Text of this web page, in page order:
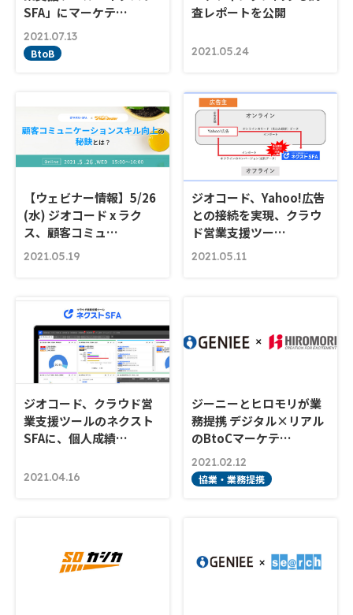
SFA」にマーケテ…
2021.07.13
BtoB
査レポートを公開
2021.05.24
【ウェビナー情報】5/26
(水) ジオコード x ラク
ス、顧客コミュ…
2021.05.19
ジオコード、Yahoo!広告
との接続を実現、クラウ
ド営業支援ツー…
2021.05.11
ジオコード、クラウド営
業支援ツールのネクスト
SFAに、個人成績…
2021.04.16
ジーニーとヒロモリが業
務提携 デジタル×リアル
のBtoCマーケテ…
2021.02.12
協業・業務提携